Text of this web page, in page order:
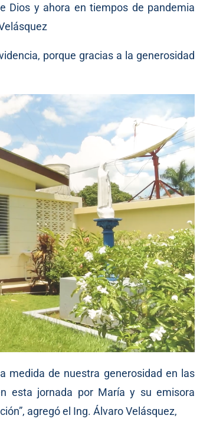
Dios y ahora en tiempos de pandemia
porque gracias a la generosidad
medida de nuestra generosidad en las
esta jornada por María y su emisora
agregó el Ing. Álvaro Velásquez,